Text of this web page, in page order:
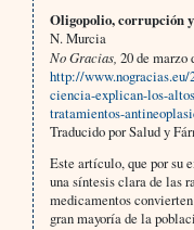
Oligopolio, corrupción
N. Murcia
No Gracias, 20 de marzo
http://
ciencia-explican-los-
tratamientos-
Traducido por Salud y
Este artículo, que por su
una síntesis clara de las
medicamentos
gran mayoría de la